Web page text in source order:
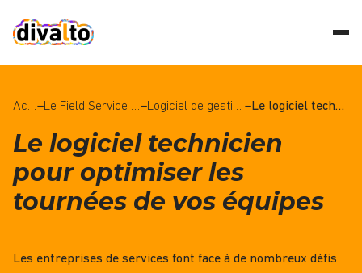
Accueil– Le Field Service Management (FSM), qu’est-ce que c’est ?– Logiciel de gestion des interventions : tout savoir grâce à notre dossier dédié – Le logiciel technicien pour optimiser les tournées de vos équipes
Le logiciel technicien
pour optimiser les
tournées de vos équipes
Les entreprises de services font face à de nombreux défis